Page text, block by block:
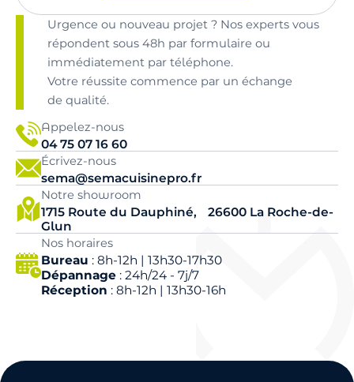
Urgence ou nouveau projet ? Nos experts vous
répondent sous 48h par formulaire ou
immédiatement par téléphone.
Votre réussite commence par un échange
de qualité.
Appelez-nous
04 75 07 16 60
Écrivez-nous
sema@semacuisinepro.fr
Notre showroom
1715 Route du Dauphiné, 26600 La Roche-de-
Glun
Nos horaires
Bureau : 8h-12h | 13h30-17h30
Dépannage : 24h/24 - 7j/7
Réception : 8h-12h | 13h30-16h